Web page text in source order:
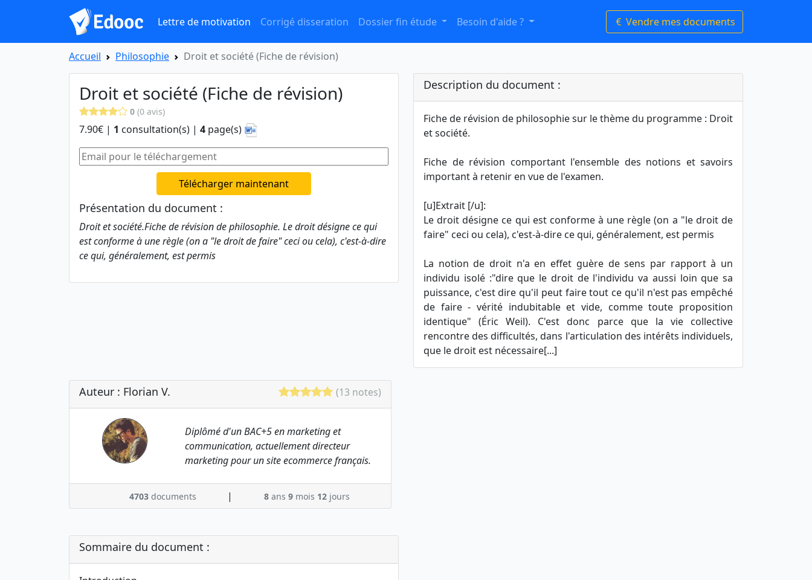
Lettre de motivation Corrigé disseration Dossier fin étude Besoin d'aide ? Vendre mes documents
Accueil Philosophie Droit et société (Fiche de révision)
Droit et société (Fiche de révision)
0 (0 avis)
7.90€ | 1 consultation(s) | 4 page(s)
Télécharger maintenant
Présentation du document :
Droit et société.Fiche de révision de philosophie. Le droit désigne ce qui
est conforme à une règle (on a "le droit de faire" ceci ou cela), c'est-à-dire
ce qui, généralement, est permis
Description du document :
Fiche de révision de philosophie sur le thème du programme : Droit
et société.
Fiche de révision comportant l'ensemble des notions et savoirs
important à retenir en vue de l'examen.
[u]Extrait [/u]:
Le droit désigne ce qui est conforme à une règle (on a "le droit de
faire" ceci ou cela), c'est-à-dire ce qui, généralement, est permis
La notion de droit n'a en effet guère de sens par rapport à un
individu isolé :"dire que le droit de l'individu va aussi loin que sa
puissance, c'est dire qu'il peut faire tout ce qu'il n'est pas empêché
de faire - vérité indubitable et vide, comme toute proposition
identique" (Éric Weil). C'est donc parce que la vie collective
rencontre des difficultés, dans l'articulation des intérêts individuels,
que le droit est nécessaire[...]
Auteur : Florian V. (13 notes)
Diplômé d'un BAC+5 en marketing et
communication, actuellement directeur
marketing pour un site ecommerce français.
4703 documents | 8ans 9mois 12jours
Sommaire du document :